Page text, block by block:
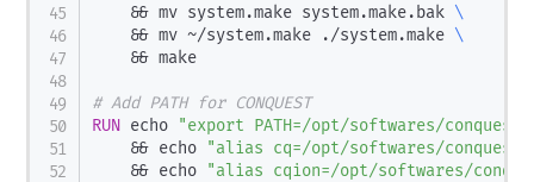
    && mv system.make system.make.bak
\
    && mv ~/system.make ./system.make
\
    && make
# Add PATH for CONQUEST
RUN echo "export PATH=/opt/softwares/conquest/
    && echo
"alias cq=/opt/softwares/conquest/
    && echo
"alias cqion=/opt/softwares/